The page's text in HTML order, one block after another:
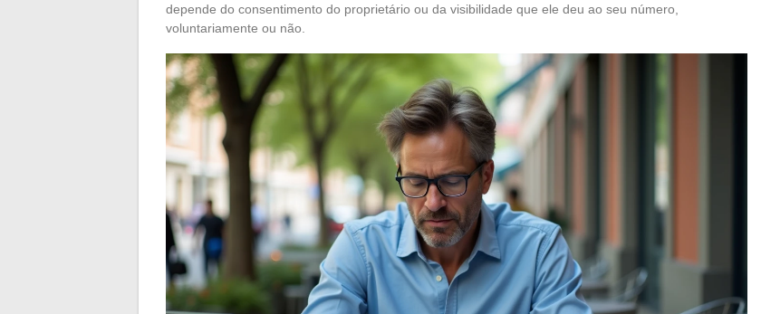
depende do consentimento do proprietário ou da visibilidade que ele deu ao seu número,
voluntariamente ou não.